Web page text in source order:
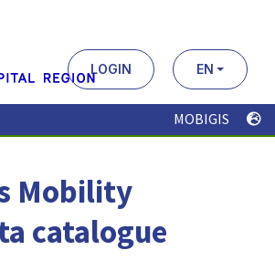
LOGIN EN
MOBIGIS
Mobility
catalogue